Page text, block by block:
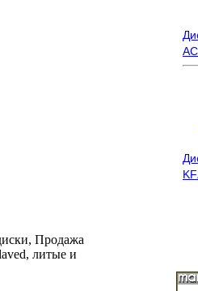
Продажа
литые и